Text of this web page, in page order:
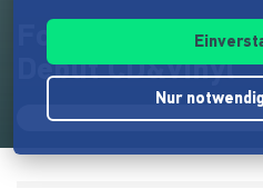
Footprint
Debüt CD&Vinyl
Nur